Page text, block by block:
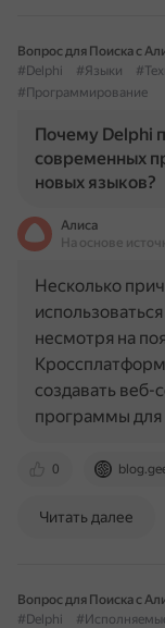
Вопрос для Поиска с
#Delphi
#Языки
#Программирование
Почему Delphi
современных
новых языков?
Алиса
На основе
0
Несколько
несмотря на
создавать
программы
Читать далее
Вопрос для Поиска с
#Delphi